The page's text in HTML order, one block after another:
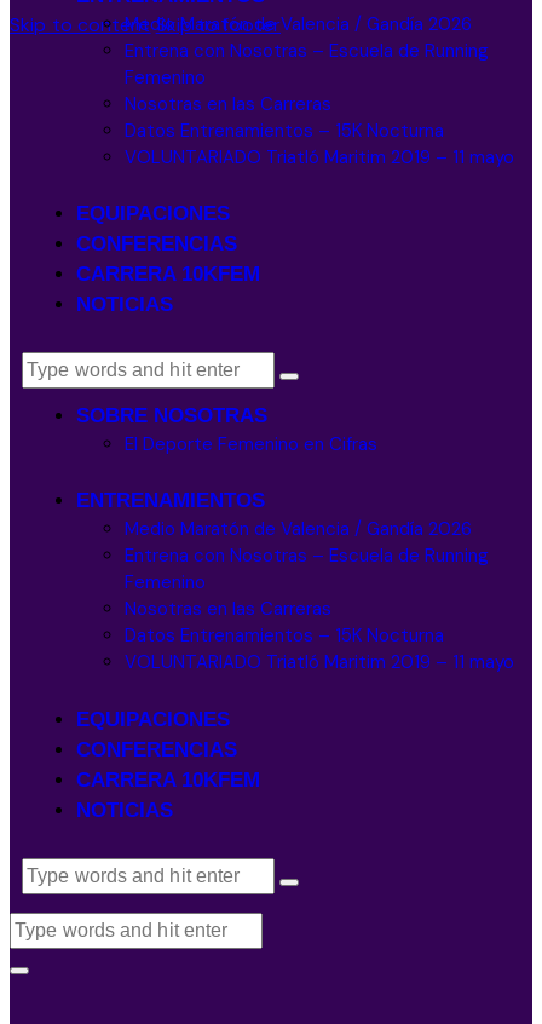
Skip to contentSkip to footer
Medio Maratón de Valencia / Gandía 2026
Entrena con Nosotras – Escuela de Running
Femenino
Nosotras en las Carreras
Datos Entrenamientos – 15K Nocturna
VOLUNTARIADO Triatló Maritim 2019 – 11 mayo
EQUIPACIONES
CONFERENCIAS
CARRERA 10KFEM
NOTICIAS
SOBRE NOSOTRAS
El Deporte Femenino en Cifras
ENTRENAMIENTOS
Medio Maratón de Valencia / Gandía 2026
Entrena con Nosotras – Escuela de Running
Femenino
Nosotras en las Carreras
Datos Entrenamientos – 15K Nocturna
VOLUNTARIADO Triatló Maritim 2019 – 11 mayo
EQUIPACIONES
CONFERENCIAS
CARRERA 10KFEM
NOTICIAS